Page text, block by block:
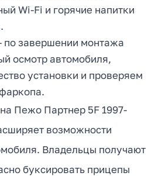
Wi-Fi и горячие напитки
по завершении монтажа
осмотр автомобиля,
установки и проверяем
Пежо Партнер 5F 1997-
возможности
Владельцы получают
буксировать прицепы